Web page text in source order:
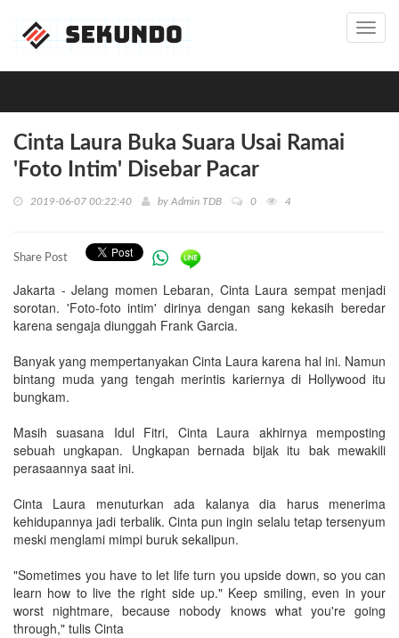
Cinta Laura Buka Suara Usai Ramai
'Foto Intim' Disebar Pacar
2019-06-07 00:22:40 by Admin TDB 0 4
Share Post
Jakarta - Jelang momen Lebaran, Cinta Laura sempat menjadi
sorotan. 'Foto-foto intim' dirinya dengan sang kekasih beredar
karena sengaja diunggah Frank Garcia.
Banyak yang mempertanyakan Cinta Laura karena hal ini. Namun
bintang muda yang tengah merintis kariernya di Hollywood itu
bungkam.
Masih suasana Idul Fitri, Cinta Laura akhirnya memposting
sebuah ungkapan. Ungkapan bernada bijak itu bak mewakili
perasaannya saat ini.
Cinta Laura menuturkan ada kalanya dia harus menerima
kehidupannya jadi terbalik. Cinta pun ingin selalu tetap tersenyum
meski menglami mimpi buruk sekalipun.
"Sometimes you have to let life turn you upside down, so you can
learn how to live the right side up." Keep smiling, even in your
worst nightmare, because nobody knows what you're going
through," tulis Cinta